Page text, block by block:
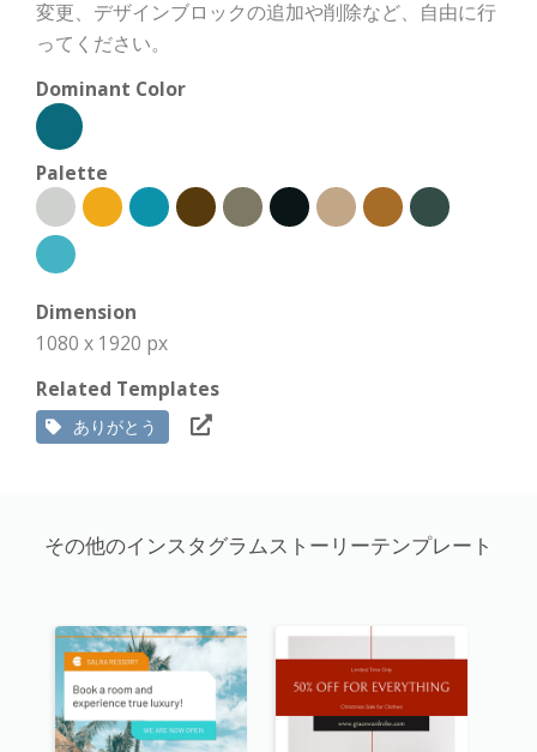
変更、デザインブロックの追加や削除など、自由に行
ってください。
Dominant Color
Palette
Dimension
1080 x 1920 px
Related Templates
ありがとう
その他のインスタグラムストーリーテンプレート